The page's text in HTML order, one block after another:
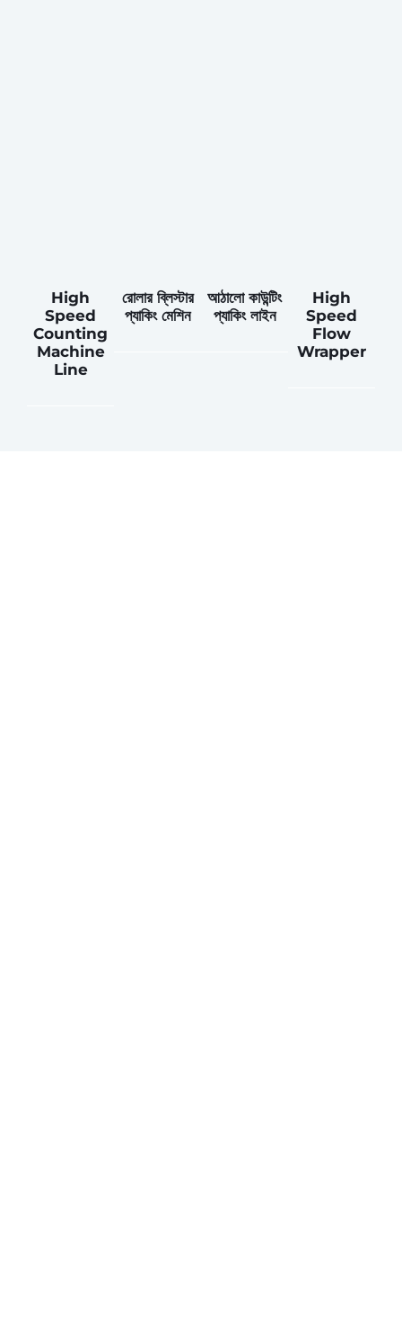
High
Speed
Counting
Machine
Line
রোলার ব্লিস্টার
প্যাকিং মেশিন
আঠালো কাউন্টিং
প্যাকিং লাইন
High
Speed
Flow
Wrapper